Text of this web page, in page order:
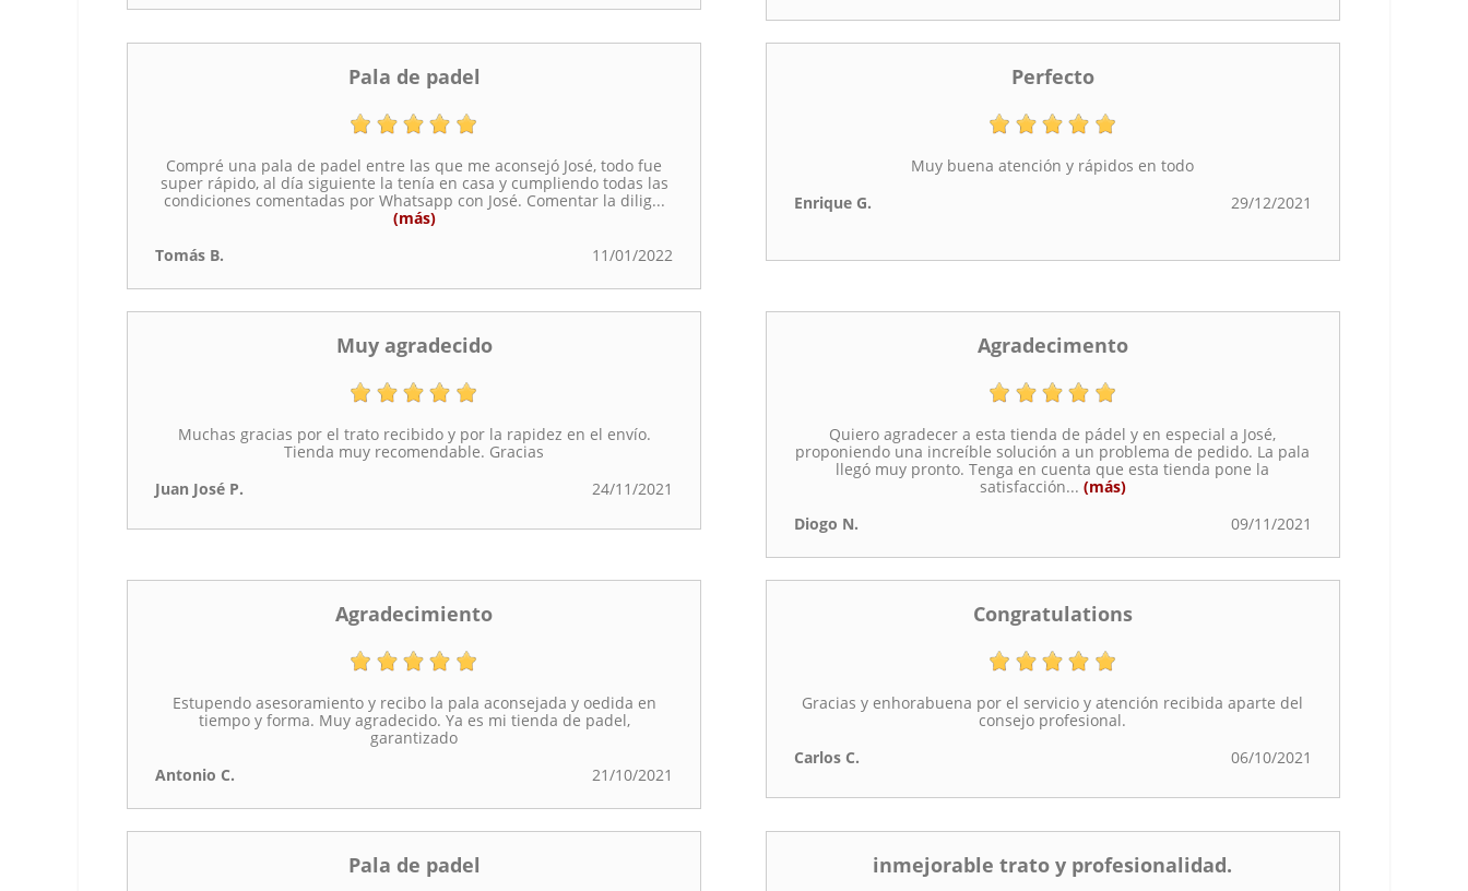
Pala de padel
Compré una pala de padel entre las que me aconsejó José, todo fue
super rápido, al día siguiente la tenía en casa y cumpliendo todas las
condiciones comentadas por Whatsapp con José. Comentar la dilig...
(más)
Tomás B.
11/01/2022
Perfecto
Muy buena atención y rápidos en todo
Enrique G.
29/12/2021
Muy agradecido
Muchas gracias por el trato recibido y por la rapidez en el envío.
Tienda muy recomendable. Gracias
Juan José P.
24/11/2021
Agradecimento
Quiero agradecer a esta tienda de pádel y en especial a José,
proponiendo una increíble solución a un problema de pedido. La pala
llegó muy pronto. Tenga en cuenta que esta tienda pone la
satisfacción... (más)
Diogo N.
09/11/2021
Agradecimiento
Estupendo asesoramiento y recibo la pala aconsejada y oedida en
tiempo y forma. Muy agradecido. Ya es mi tienda de padel,
garantizado
Antonio C.
21/10/2021
Congratulations
Gracias y enhorabuena por el servicio y atención recibida aparte del
consejo profesional.
Carlos C.
06/10/2021
Pala de padel inmejorable trato y profesionalidad.